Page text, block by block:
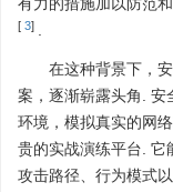
[ 3]
在这种背景下，
案，逐渐崭露头角. 安
环境，模拟真实的网
贵的实战演练平台. 它
攻击路径、行为模式